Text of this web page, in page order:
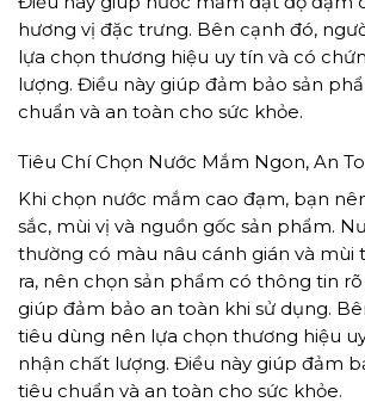
hương vị đặc trưng. Bên cạnh đó,
lựa chọn thương hiệu uy tín và có
lượng. Điều này giúp đảm bảo sản
chuẩn và an toàn cho sức khỏe.
Tiêu Chí Chọn Nước Mắm Ngon, An
Khi chọn nước mắm cao đạm, bạn
sắc, mùi vị và nguồn gốc sản phẩm.
thường có màu nâu cánh gián và mùi
ra, nên chọn sản phẩm có thông tin
giúp đảm bảo an toàn khi sử dụng.
tiêu dùng nên lựa chọn thương hiệu
nhận chất lượng. Điều này giúp đảm
tiêu chuẩn và an toàn cho sức khỏe.